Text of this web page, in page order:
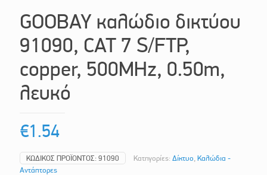
GOOBAY καλώδιο δικτύου
91090, CAT 7 S/FTP,
copper, 500MHz, 0.50m,
λευκό
€1.54
ΚΩΔΙΚΌΣ ΠΡΟΪΌΝΤΟΣ: 91090 Κατηγορίες: Δίκτυο Καλώδια -
Αντάπτορες